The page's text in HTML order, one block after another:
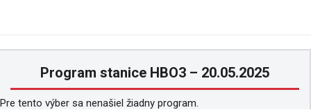
Program stanice HBO3 – 20.05.2025
Pre tento výber sa nenašiel žiadny program.